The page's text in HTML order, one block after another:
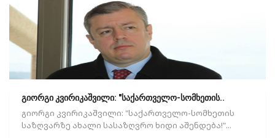
გიორგი კვირიკაშვილი: "საქართველო-სომხეთის..
გიორგი კვირიკაშვილი: "საქართველო-სომხეთის
საზღვარზე ახალი სასაზღვრო ხიდი აშენდება!"...